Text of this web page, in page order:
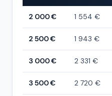
2 000 € 1 554 €
2 500 € 1 943 €
3 000 € 2 331 €
3 500 € 2 720 €